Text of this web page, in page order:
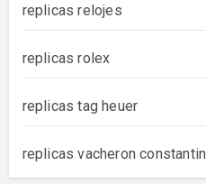
replicas relojes
replicas rolex
replicas tag heuer
replicas vacheron constantin